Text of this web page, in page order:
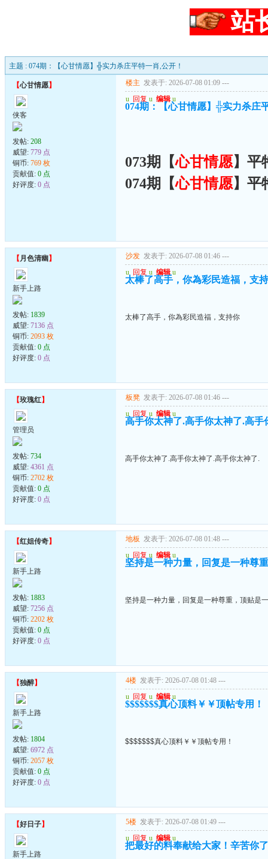
站
主题 : 074期：【心甘情愿】╬实力杀庄平特一肖,公开！
【心甘情愿】
侠客
发帖: 208
威望: 779 点
铜币: 769 枚
贡献值: 0 点
好评度: 0 点
楼主 发表于: 2026-07-08 01:09 ---
u 回复 u 编辑 u
074期：【心甘情愿】╬实力杀庄
073期【心甘情愿】平
074期【心甘情愿】平
【月色清幽 】
新手上路
发帖: 1839
威望: 7136 点
铜币: 2093 枚
贡献值: 0 点
好评度: 0 点
沙发 发表于: 2026-07-08 01:46 ---
u 回复 u 编辑 u
太棒了高手，你為彩民造福，支
太棒了高手，你為彩民造福，支持你
【玫瑰红】
管理员
发帖: 734
威望: 4361 点
铜币: 2702 枚
贡献值: 0 点
好评度: 0 点
板凳 发表于: 2026-07-08 01:46 ---
u 回复 u 编辑 u
高手你太神了.高手你太神了.高手
高手你太神了.高手你太神了.高手你太神了.
【红姐传奇】
新手上路
发帖: 1883
威望: 7256 点
铜币: 2202 枚
贡献值: 0 点
好评度: 0 点
地板 发表于: 2026-07-08 01:48 ---
u 回复 u 编辑 u
坚持是一种力量，回复是一种尊
坚持是一种力量，回复是一种尊重，顶贴是
【独醉】
新手上路
发帖: 1804
威望: 6972 点
铜币: 2057 枚
贡献值: 0 点
好评度: 0 点
4楼 发表于: 2026-07-08 01:48 ---
u 回复 u 编辑 u
$$$$$$$真心顶料￥￥顶帖专用！
$$$$$$$真心顶料￥￥顶帖专用！
【好日子】
新手上路
5楼 发表于: 2026-07-08 01:49 ---
u 回复 u 编辑 u
把最好的料奉献给大家！辛苦你了